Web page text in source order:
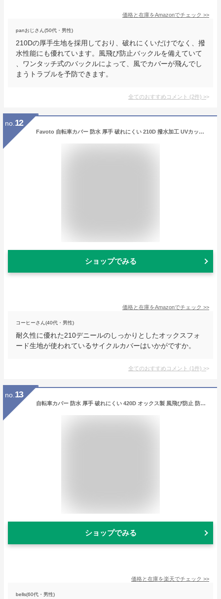
価格と在庫をAmazonでチェック >>
panおじさん(50代・男性)
210Dの厚手生地を採用しており、破れにくいだけでなく、撥
水性能にも優れています。風飛び防止バックルを備えていて
、ワンタッチ式のバックルによって、風でカバーが飛んでし
まうトラブルを予防できます。
全てのおすすめコメント (2件) >
no. 12
Favoto 自転車カバー 防水 厚手 破れにくい 210D 撥水加工 UVカット 紫外線防止 盗難防止 防風バックル/ロックホール/収納袋付き サイクルカバー 29インチまで対応 汎用タイプ (ブラック)
ショップでみる
価格と在庫をAmazonでチェック >>
コーヒーさん(40代・男性)
耐久性に優れた210デニールのしっかりとしたオックスフォ
ード生地が使われているサイクルカバーはいかがですか。
全てのおすすめコメント (1件) >
no. 13
自転車カバー 防水 厚手 破れにくい 420D オックス製 風飛び防止 防犯 防風 防塵 耐熱 雨避け UVカット 撥水加工 鍵穴盗難防止 雨雪対応き 22-29インチまで サイクルカバー 防水性 ロックホール 収納袋付き《自転車カバー中》●
ショップでみる
価格と在庫を楽天でチェック >>
bells(60代・男性)